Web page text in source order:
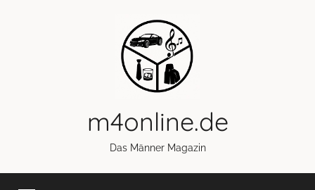
m4online.de
Das Männer Magazin